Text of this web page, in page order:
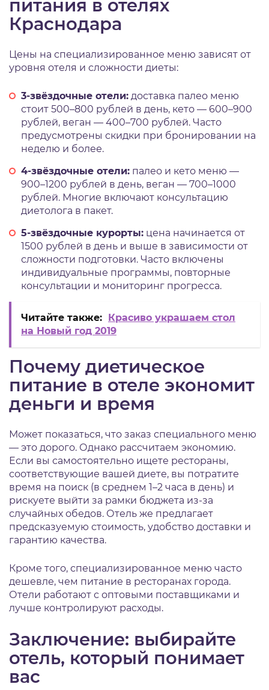
питания в отелях
Краснодара
Цены на специализированное меню зависят от
уровня отеля и сложности диеты:
3-звёздочные отели: доставка палео меню
стоит 500–800 рублей в день, кето — 600–900
рублей, веган — 400–700 рублей. Часто
предусмотрены скидки при бронировании на
неделю и более.
4-звёздочные отели: палео и кето меню —
900–1200 рублей в день, веган — 700–1000
рублей. Многие включают консультацию
диетолога в пакет.
5-звёздочные курорты: цена начинается от
1500 рублей в день и выше в зависимости от
сложности подготовки. Часто включены
индивидуальные программы, повторные
консультации и мониторинг прогресса.
Читайте также: Красиво украшаем стол
на Новый год 2019
Почему диетическое
питание в отеле экономит
деньги и время
Может показаться, что заказ специального меню
— это дорого. Однако рассчитаем экономию.
Если вы самостоятельно ищете рестораны,
соответствующие вашей диете, вы потратите
время на поиск (в среднем 1–2 часа в день) и
рискуете выйти за рамки бюджета из-за
случайных обедов. Отель же предлагает
предсказуемую стоимость, удобство доставки и
гарантию качества.
Кроме того, специализированное меню часто
дешевле, чем питание в ресторанах города.
Отели работают с оптовыми поставщиками и
лучше контролируют расходы.
Заключение: выбирайте
отель, который понимает
вас